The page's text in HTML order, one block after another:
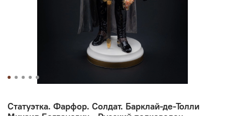
Статуэтка. Фарфор. Солдат. Барклай-де-Толли